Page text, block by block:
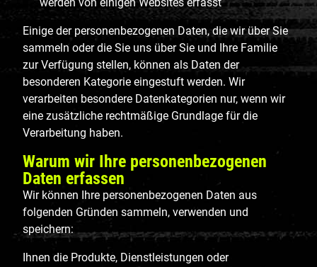
Einige der personenbezogenen Daten, die wir über Sie
sammeln oder die Sie uns über Sie und Ihre Familie
zur Verfügung stellen, können als Daten der
besonderen Kategorie eingestuft werden. Wir
verarbeiten besondere Datenkategorien nur, wenn wir
eine zusätzliche rechtmäßige Grundlage für die
Verarbeitung haben.
Warum wir Ihre personenbezogenen
Daten erfassen
Wir können Ihre personenbezogenen Daten aus
folgenden Gründen sammeln, verwenden und
speichern:
Ihnen die Produkte, Dienstleistungen oder